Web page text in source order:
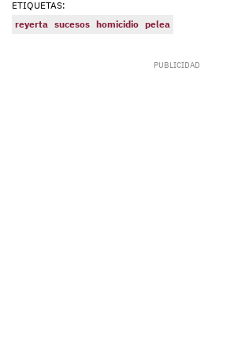
ETIQUETAS:
reyerta sucesos homicidio pelea